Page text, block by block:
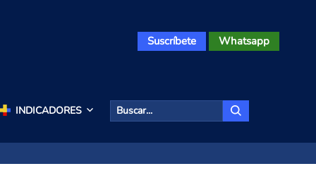
Suscríbete Whatsapp
INDICADORES